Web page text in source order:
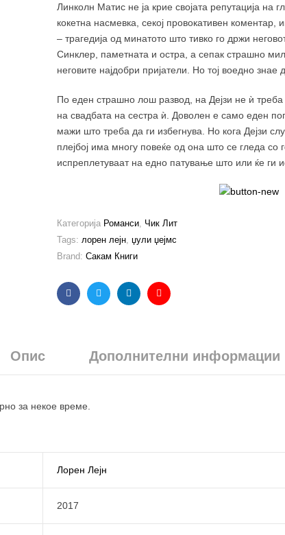
Линколн Матис не ја крие својата репутација на
кокетна насмевка, секој провокативен коментар,
– трагедија од минатото што тивко го држи
Синклер, паметната и остра, а сепак страшно
неговите најдобри пријатели. Но тој воедно
По еден страшно лош развод, на Дејзи не ѝ
на свадбата на сестра ѝ. Доволен е само еден
мажи што треба да ги избегнува. Но кога Дејзи
плејбој има многу повеќе од она што се гледа
испреплетуваат на едно патување што или ќе ги
Категорија Романси, Чик Лит
Tags: лорен лејн, џули џејмс
Brand: Сакам Книги
FacebookTwitterLinkedinEmail
Опис Дополнителни информации
за некое време.
Лорен Лејн
2017